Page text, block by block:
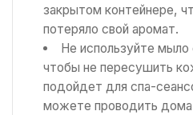
закрытом контейнере,
потеряло свой аромат.
Не используйте
чтобы не пересушить
подойдет для спа-
можете проводить